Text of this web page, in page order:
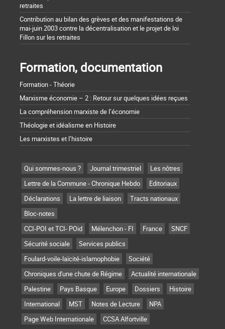
retraites
Contribution au bilan des grèves et des manifestations de
mai-juin 2003 contre la décentralisation et le projet de loi
Fillon sur les retraites
Formation, documentation
Formation - Théorie
Marxisme économie – 2 : Retour sur quelques idées reçues
La compréhension marxiste de l’économie
Théologie et idéalisme en Histoire
Les marxistes et l’histoire
Qui sommes-nous ? Journal trimestriel
Les nôtres
Lettre de la Commune - Chronique Hebdo
Editoriaux
Déclarations
La lettre de liaison
Tracts nationaux
Bloc-notes
CCI-POI et TCI- POid
Mélenchon - FI France
SNCF
Sécurité sociale
Services publics
Foulard-voile-laïcité-islamophobie
Société
Chroniques d'une chute de Régime
Actualité internationale
Palestine
Pays Basque Europe Dossiers
Histoire
International
MST Notes de Lecture
NPA
Page Web Internationale
CCSA Alfortville